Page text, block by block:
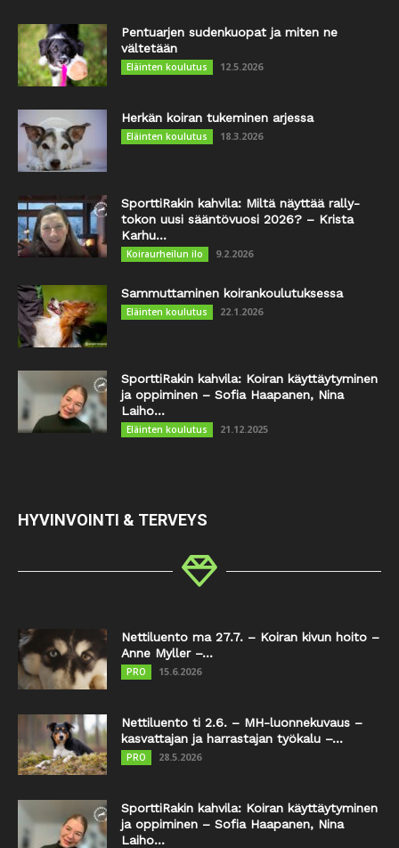
Pentuarjen sudenkuopat ja miten ne
vältetään
Eläinten koulutus 12.5.2026
Herkän koiran tukeminen arjessa
Eläinten koulutus 18.3.2026
SporttiRakin kahvila: Miltä näyttää rally-
tokon uusi sääntövuosi 2026? – Krista
Karhu...
Koiraurheilun ilo 9.2.2026
Sammuttaminen koirankoulutuksessa
Eläinten koulutus 22.1.2026
SporttiRakin kahvila: Koiran käyttäytyminen
ja oppiminen – Sofia Haapanen, Nina
Laiho...
Eläinten koulutus 21.12.2025
HYVINVOINTI & TERVEYS
Nettiluento ma 27.7. – Koiran kivun hoito –
Anne Myller –...
PRO 15.6.2026
Nettiluento ti 2.6. – MH-luonnekuvaus –
kasvattajan ja harrastajan työkalu –...
PRO 28.5.2026
SporttiRakin kahvila: Koiran käyttäytyminen
ja oppiminen – Sofia Haapanen, Nina
Laiho...